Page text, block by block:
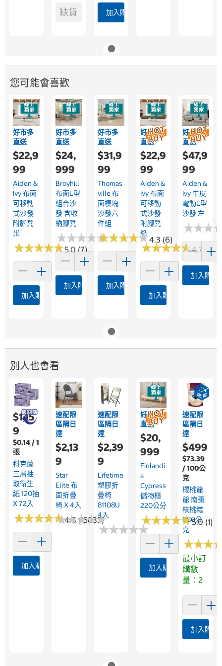
缺貨 加入購物車
您可能會喜歡
好市多
直送
$22,9
99
Aiden &
Ivy 布面
可移動
式沙發
附腳凳
米
★★★★★
★★★★★5.0 (7)
加入購物車
好市多
直送
$24,
999
Broyhill
布面L型
組合沙
發 含收
納腳凳
★★★★★
★★★★★
加入購物車
好市多
直送
$31,9
99
Thomas
Ville 布
面模塊
沙發六
件組
★★★★★
★★★★★4.3 (6)
加入購物車
好市多
直送
$22,9
99
Aiden &
Ivy 布面
可移動
式沙發
附腳凳
綠
★★★★★
★★★★★4.7 (9)
加入購物車
好市多
直送
$47,9
99
Aiden &
Ivy 牛皮
電動L型
沙發 左
★★★
★★★
加入購物
別人也會看
$1,15
9
$0.14 / 1
張
科克蘭
三層抽
取衛生
紙 120抽
X 72入
★★★★★
★★★★★4.8 (15833)
加入購物車
速配限
區隔日
達
$2,13
9
Star
Elite 布
面折疊
椅 X 4入
★★★★★
★★★★★
速配限
區隔日
達
$2,39
9
Lifetime
塑膠折
疊椅
81108U
4入
★★★★★
★★★★★
好市多
直送
$20,
999
Finlandi
A
Cypress
儲物櫃
220公分
★★★★★
★★★★★5.0 (1)
加入購物車
速配限
區隔日
達
$499
$73.39
/ 100公
克
櫻桃爺
爺 南棗
核桃糕
680公
克
★★★
★★★
最小訂
購數
量：2
加入購物